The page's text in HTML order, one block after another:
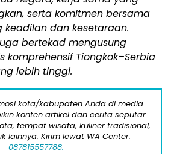
serta komitmen bersama
dan kesetaraan.
bertekad mengusung
komprehensif Tiongkok–Serbia
lebih tinggi.
kota/kabupaten Anda di media
konten artikel dan cerita seputar
tempat wisata, kuliner tradisional,
lainnya. Kirim lewat WA Center:
087815557788.